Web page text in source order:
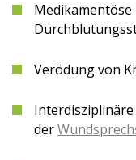
Verödung von
der